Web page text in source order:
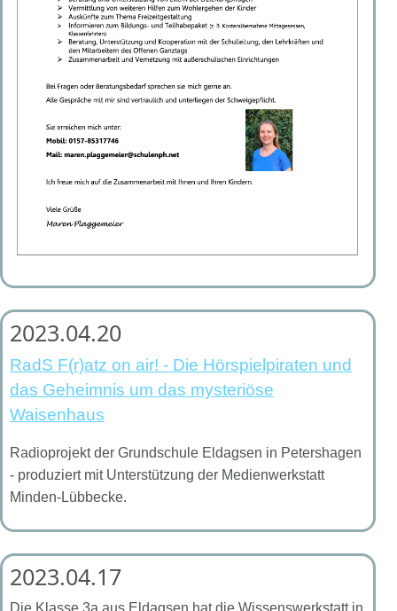
2023.04.20
RadS F(r)atz on air! - Die Hörspielpiraten und
das Geheimnis um das mysteriöse
Waisenhaus
Radioprojekt der Grundschule Eldagsen in Petershagen
- produziert mit Unterstützung der Medienwerkstatt
Minden-Lübbecke.
2023.04.17
Die Klasse 3a aus Eldagsen hat die Wissenswerkstatt in